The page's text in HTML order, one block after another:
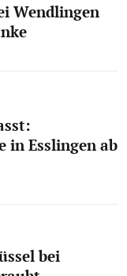
Wendlingen
in Esslingen ab
bei